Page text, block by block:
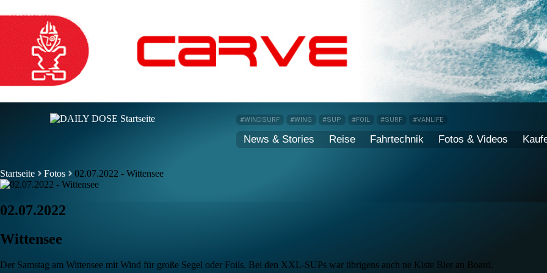
#WINDSURF #WING #SUP #FOIL #SURF #VANLIFE
News & Stories Reise Fahrtechnik Fotos & Videos
Startseite Fotos 02.07.2022 - Wittensee
02.07.2022
Wittensee
Der Samstag am Wittensee mit Wind für große Segel oder Foils. Bei den XXL-SUPs war übrigens auch ne Kiste Bier an Board.